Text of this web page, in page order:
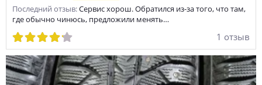
Последний отзыв: Сервис хорош. Обратился из-за того, что там,
где обычно чинюсь, предложили менять…
1 отзыв